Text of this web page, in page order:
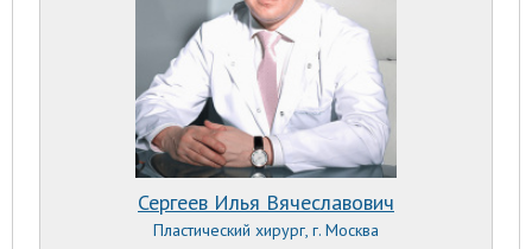
Сергеев Илья Вячеславович
Пластический хирург, г. Москва